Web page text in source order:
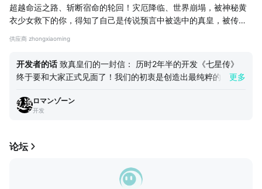
超越命运之路、斩断宿命的轮回！灾厄降临、世界崩塌，被神秘黄
衣少女救下的你，得知了自己是传说预言中被选中的真皇，被传送
游戏特色：
1. 众多的历史与神话中的人物，打造属于自己最强的美少女梦幻战
队。
邀请知名画师制作的精美立绘，每个角色都经过精雕细琢，人物形
象饱满，拥有各自独有的技能与属性，4种不同的技能，专属装备，
2. 自由的队伍与战阵...
供应商 zhongxiaoming
开发者的话 致真皇们的一封信： 历时2年半的开发《七星传》
终于要和大家正式见面了！我们的初衷是创造出最纯粹的二次元
色提供三段进化的深度养成系统，随着对角色的培养，逐步解
锁，将获得角色多种不同的样貌形态，陪伴真皇在异世界中展开
法等待真皇您的逐步解锁。 《七星传》的正式漫画与周边内容
也会陆续公开，还请大家敬请期待！ 《七星传》希望与大家一
起共同探索这个世界，请大家多多关注，一起交流想法及建议！
更多
ロマンゾーン
开发
论坛